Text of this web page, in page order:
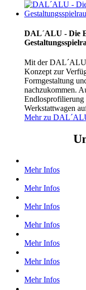
DAL´ALU - Die
Mit der DAL´ALU
Konzept zur
Formgestaltung
nachzukommen.
Werkstattwagen
Mehr zu
Mehr Infos
Mehr Infos
Mehr Infos
Mehr Infos
Mehr Infos
Mehr Infos
Mehr Infos